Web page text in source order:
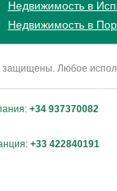
Недвижимость в
Недвижимость в
Любое
+34 937370082
+33 422840191